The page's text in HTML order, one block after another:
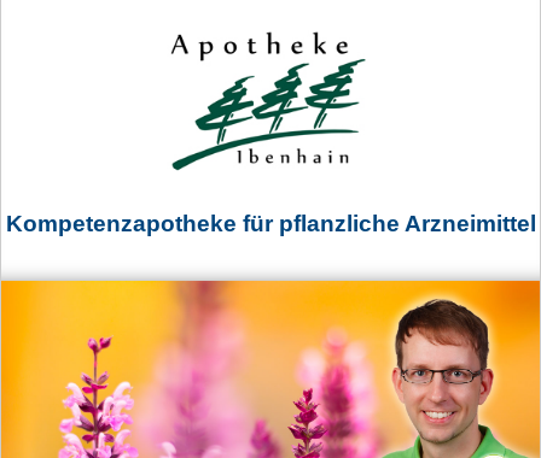
Kompetenzapotheke für pflanzliche Arzneimittel